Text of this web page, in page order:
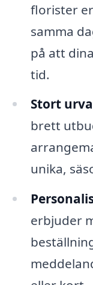
florister
samma
på att
tid.
Stort
brett
unika,
erbjuder